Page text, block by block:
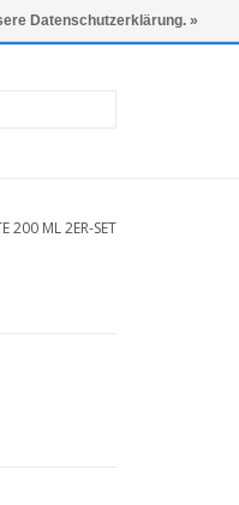
anlegen
200 ML 2ER-SET
Datenschutzerklärung. »